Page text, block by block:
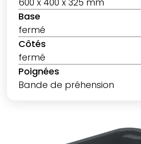
Base
fermé
Côtés
fermé
Poignées
Bande de préhension